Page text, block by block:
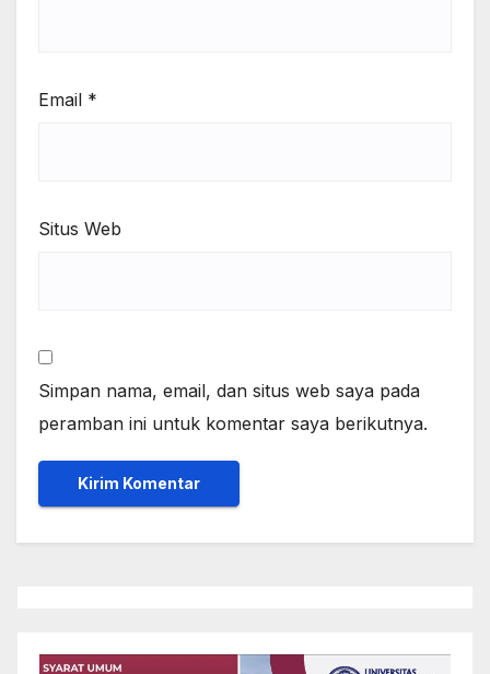
Email *
Situs Web
Simpan nama, email, dan situs web saya pada
peramban ini untuk komentar saya berikutnya.